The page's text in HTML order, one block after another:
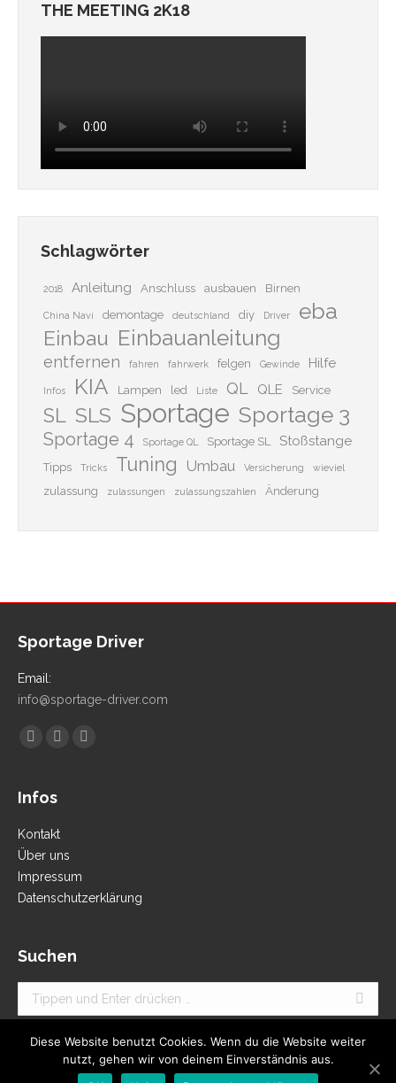
THE MEETING 2K18
Schlagwörter
2018 Anleitung Anschluss ausbauen Birnen
China Navi demontage deutschland diy Driver eba
Einbau Einbauanleitung
entfernen fahren fahrwerk felgen Gewinde Hilfe
Infos KIA Lampen led Liste QL QLE Service
SL SLS Sportage Sportage 3
Sportage 4 Sportage QL Sportage SL Stoßstange
Tipps Tricks Tuning Umbau Versicherung wieviel
zulassung zulassungen zulassungszahlen Änderung
Sportage Driver
Email:
info@sportage-driver.com
Finden Sie uns auf:
Infos
Kontakt
Über uns
Impressum
Datenschutzerklärung
Suchen
Search:
Diese Website benutzt Cookies. Wenn du die Website weiter
nutzt, gehen wir von deinem Einverständnis aus.